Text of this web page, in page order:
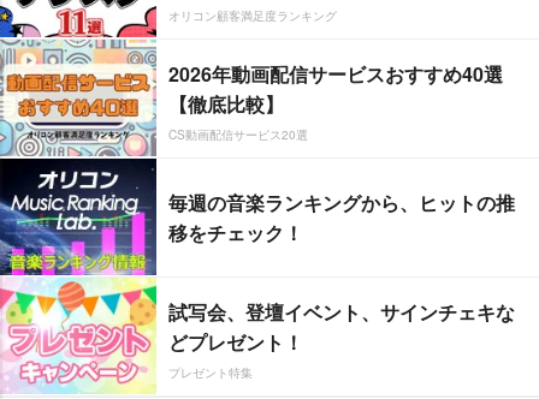
オリコン顧客満足度ランキング
2026年動画配信サービスおすすめ40選
【徹底比較】
CS動画配信サービス20選
毎週の音楽ランキングから、ヒットの推
移をチェック！
試写会、登壇イベント、サインチェキな
どプレゼント！
プレゼント特集